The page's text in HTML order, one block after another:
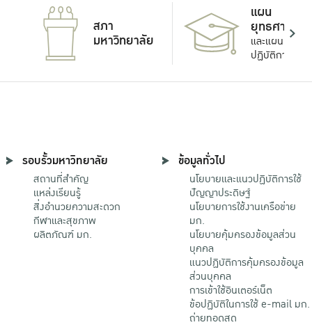
สภา
มหาวิทยาลัย
แผน
ยุทธศาสตร์
และแผน
ปฏิบัติการ
รอบรั้วมหาวิทยาลัย
สถานที่สำคัญ
แหล่งเรียนรู้
สิ่งอำนวยความสะดวก
กีฬาและสุขภาพ
ผลิตภัณฑ์ มก.
ข้อมูลทั่วไป
นโยบายและแนวปฏิบัติการใช้
ปัญญาประดิษฐ์
นโยบายการใช้งานเครือข่าย
มก.
นโยบายคุ้มครองข้อมูลส่วน
บุคคล
แนวปฏิบัติการคุ้มครองข้อมูล
ส่วนบุคคล
การเข้าใช้อินเตอร์เน็ต
ข้อปฏิบัติในการใช้ e-mail มก.
ถ่ายทอดสด